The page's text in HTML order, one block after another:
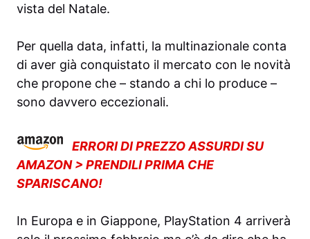
vista del Natale.
Per quella data, infatti, la multinazionale conta
di aver già conquistato il mercato con le novità
che propone che – stando a chi lo produce –
sono davvero eccezionali.
ERRORI DI PREZZO ASSURDI SU
AMAZON > PRENDILI PRIMA CHE
SPARISCANO!
In Europa e in Giappone, PlayStation 4 arriverà